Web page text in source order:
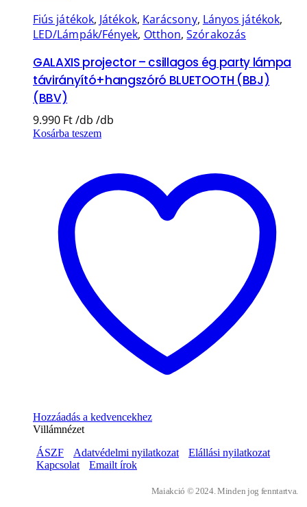
Fiús játékok, Játékok, Karácsony, Lányos játékok,
LED/Lámpák/Fények, Otthon,Szórakozás
GALAXIS projector – csillagos ég party lámpa
távirányító+hangszóró BLUETOOTH (BBJ)
(BBV)
9.990 Ft
Kosárba teszem
Hozzáadás a kedvencekhez
Villámnézet
ÁSZF
Adatvédelmi nyilatkozat
Elállási nyilatkozat
Kapcsolat
Emailt írok
Maiakció © 2024. Minden jog fenntartva.